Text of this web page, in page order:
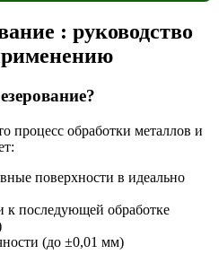
: руководство
процесс обработки металлов и
поверхности в идеально
к последующей обработке
(до ±0,01 мм)